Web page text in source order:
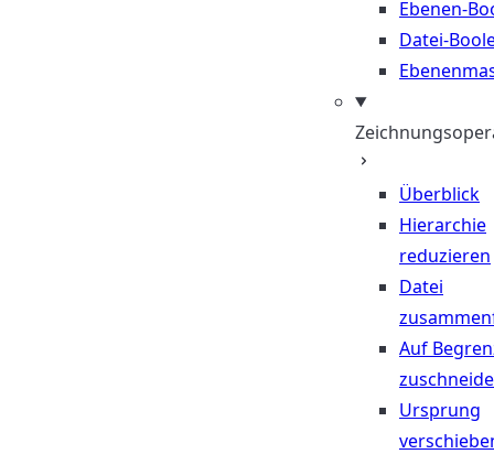
Ebenen-
Datei-
Überblick
Hierarchie
reduzieren
Datei
Auf
Ursprung